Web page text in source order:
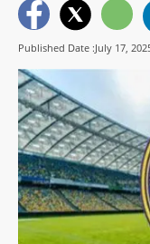
Published Date :July 17,